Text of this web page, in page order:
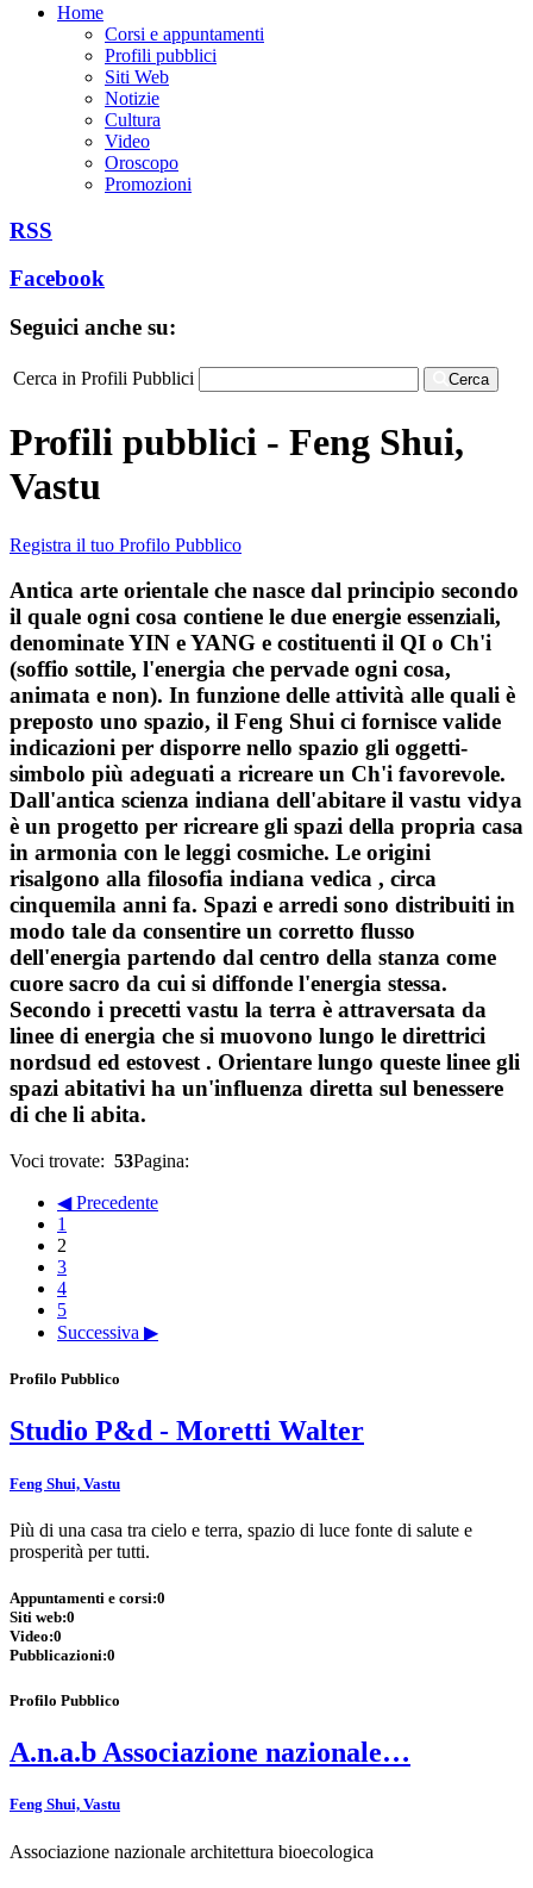
Home
Corsi e appuntamenti
Profili pubblici
Siti Web
Notizie
Cultura
Video
Oroscopo
Promozioni
RSS
Facebook
Seguici anche su:
Cerca in Profili Pubblici Cerca
Profili pubblici - Feng Shui,
Vastu
Registra il tuo Profilo Pubblico
Antica arte orientale che nasce dal principio secondo
il quale ogni cosa contiene le due energie essenziali,
denominate YIN e YANG e costituenti il QI o Ch'i
(soffio sottile, l'energia che pervade ogni cosa,
animata e non). In funzione delle attività alle quali è
preposto uno spazio, il Feng Shui ci fornisce valide
indicazioni per disporre nello spazio gli oggetti-
simbolo più adeguati a ricreare un Ch'i favorevole.
Dall'antica scienza indiana dell'abitare il vastu vidya
è un progetto per ricreare gli spazi della propria casa
in armonia con le leggi cosmiche. Le origini
risalgono alla filosofia indiana vedica , circa
cinquemila anni fa. Spazi e arredi sono distribuiti in
modo tale da consentire un corretto flusso
dell'energia partendo dal centro della stanza come
cuore sacro da cui si diffonde l'energia stessa.
Secondo i precetti vastu la terra è attraversata da
linee di energia che si muovono lungo le direttrici
nordsud ed estovest . Orientare lungo queste linee gli
spazi abitativi ha un'influenza diretta sul benessere
di che li abita.
Voci trovate: 53Pagina:
◀ Precedente
1
2
3
4
5
Successiva ▶
Profilo Pubblico
Studio P&d - Moretti Walter
Feng Shui, Vastu
Più di una casa tra cielo e terra, spazio di luce fonte di salute e
prosperità per tutti.
Appuntamenti e corsi:0
Siti web:0
Video:0
Pubblicazioni:0
Profilo Pubblico
A.n.a.b Associazione nazionale…
Feng Shui, Vastu
Associazione nazionale architettura bioecologica